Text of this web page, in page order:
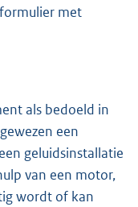
met
als bedoeld in
een
geluidsinstallatie
van een motor,
wordt of kan